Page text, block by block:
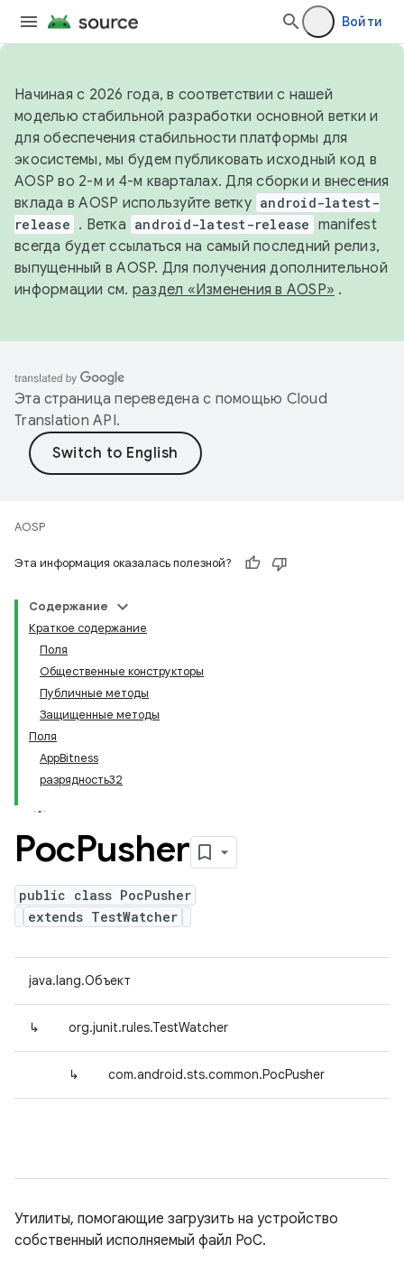
Войти
Начиная с 2026 года, в соответствии с нашей
моделью стабильной разработки основной ветки и
для обеспечения стабильности платформы для
экосистемы, мы будем публиковать исходный код в
AOSP во 2-м и 4-м кварталах. Для сборки и внесения
вклада в AOSP используйте ветку android-latest-
release . Ветка android-latest-release manifest
всегда будет ссылаться на самый последний релиз,
выпущенный в AOSP. Для получения дополнительной
информации см. раздел «Изменения в AOSP» .
Эта страница переведена с помощью Cloud
Translation API.
AOSP
Эта информация оказалась полезной?
Содержание
Краткое содержание
Поля
Общественные конструкторы
Публичные методы
Защищенные методы
Поля
AppBitness
разрядность32
PocPusher
public class PocPusher
extends TestWatcher
java.lang.Объект
↳ org.junit.rules.TestWatcher
↳ com.android.sts.common.PocPusher
Утилиты, помогающие загрузить на устройство
собственный исполняемый файл PoC.